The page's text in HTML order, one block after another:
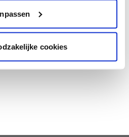
cookies
op basis van de lichtinval
technologische check-up